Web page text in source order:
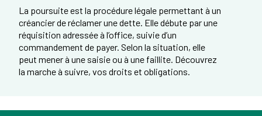
La poursuite est la procédure légale permettant à un
créancier de réclamer une dette. Elle débute par une
réquisition adressée à l’office, suivie d’un
commandement de payer. Selon la situation, elle
peut mener à une saisie ou à une faillite. Découvrez
la marche à suivre, vos droits et obligations.